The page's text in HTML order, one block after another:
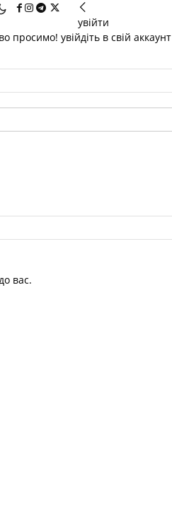
увійти
просимо! увійдіть в свій аккаунт
вас.